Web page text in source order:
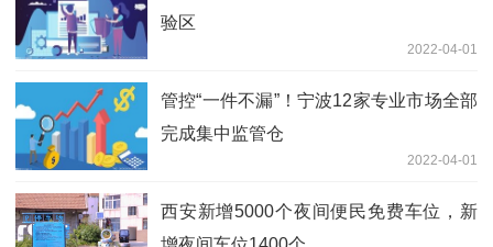
验区
2022-04-01
管控“一件不漏”！宁波12家专业市场全部
完成集中监管仓
2022-04-01
西安新增5000个夜间便民免费车位，新